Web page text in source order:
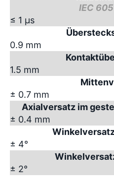
IEC
≤ 1 µs
0.9 mm
1.5 mm
± 0.7 mm
Axialversatz im
± 0.4 mm
± 4°
± 2°